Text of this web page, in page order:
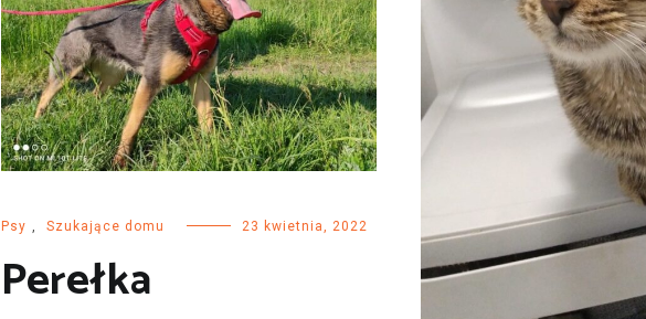
Psy Szukające domu 23 kwietnia, 2022
Perełka